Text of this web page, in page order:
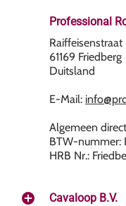
Professional
Raiffeisenstraat
61169 Friedberg
Duitsland
E-Mail:
Algemeen
BTW-nummer:
HRB Nr.:
Cavaloop B.V.